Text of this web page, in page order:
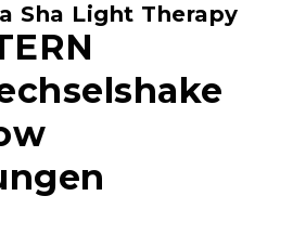
Sha Light Therapy